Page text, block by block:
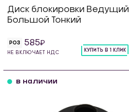
Диск блокировки Ведущий
Большой Тонкий
РОЗ 585
НЕ ВКЛЮЧАЕТ НДС КУПИТЬ В 1 КЛИК
в наличии